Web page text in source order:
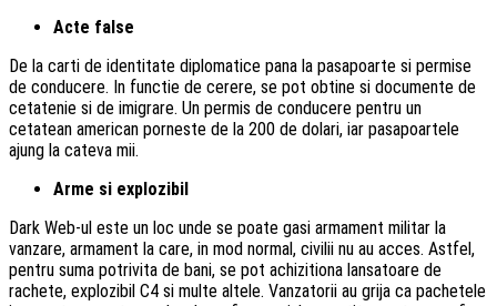
Acte false
De la carti de identitate diplomatice pana la pasapoarte si permise
de conducere. In functie de cerere, se pot obtine si documente de
cetatenie si de imigrare. Un permis de conducere pentru un
cetatean american porneste de la 200 de dolari, iar pasapoartele
ajung la cateva mii.
Arme si explozibil
Dark Web-ul este un loc unde se poate gasi armament militar la
vanzare, armament la care, in mod normal, civilii nu au acces. Astfel,
pentru suma potrivita de bani, se pot achizitiona lansatoare de
rachete, explozibil C4 si multe altele. Vanzatorii au grija ca pachetele